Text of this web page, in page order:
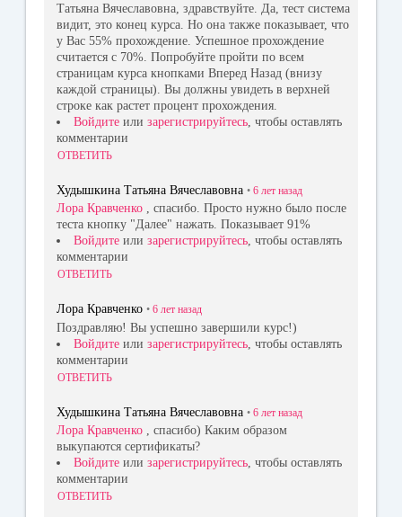
Татьяна Вячеславовна, здравствуйте. Да, тест система
видит, это конец курса. Но она также показывает, что
у Вас 55% прохождение. Успешное прохождение
считается с 70%. Попробуйте пройти по всем
страницам курса кнопками Вперед Назад (внизу
каждой страницы). Вы должны увидеть в верхней
строке как растет процент прохождения.
Войдите или зарегистрируйтесь , чтобы оставлять
комментарии
ОТВЕТИТЬ
Худышкина Татьяна Вячеславовна • 6 лет назад
Лора Кравченко , спасибо. Просто нужно было после
теста кнопку "Далее" нажать. Показывает 91%
Войдите или зарегистрируйтесь, чтобы оставлять
комментарии
ОТВЕТИТЬ
Лора Кравченко • 6 лет назад
Поздравляю! Вы успешно завершили курс!)
Войдите или зарегистрируйтесь , чтобы оставлять
комментарии
ОТВЕТИТЬ
Худышкина Татьяна Вячеславовна • 6 лет назад
Лора Кравченко , спасибо) Каким образом
выкупаются сертификаты?
Войдите или зарегистрируйтесь, чтобы оставлять
комментарии
ОТВЕТИТЬ